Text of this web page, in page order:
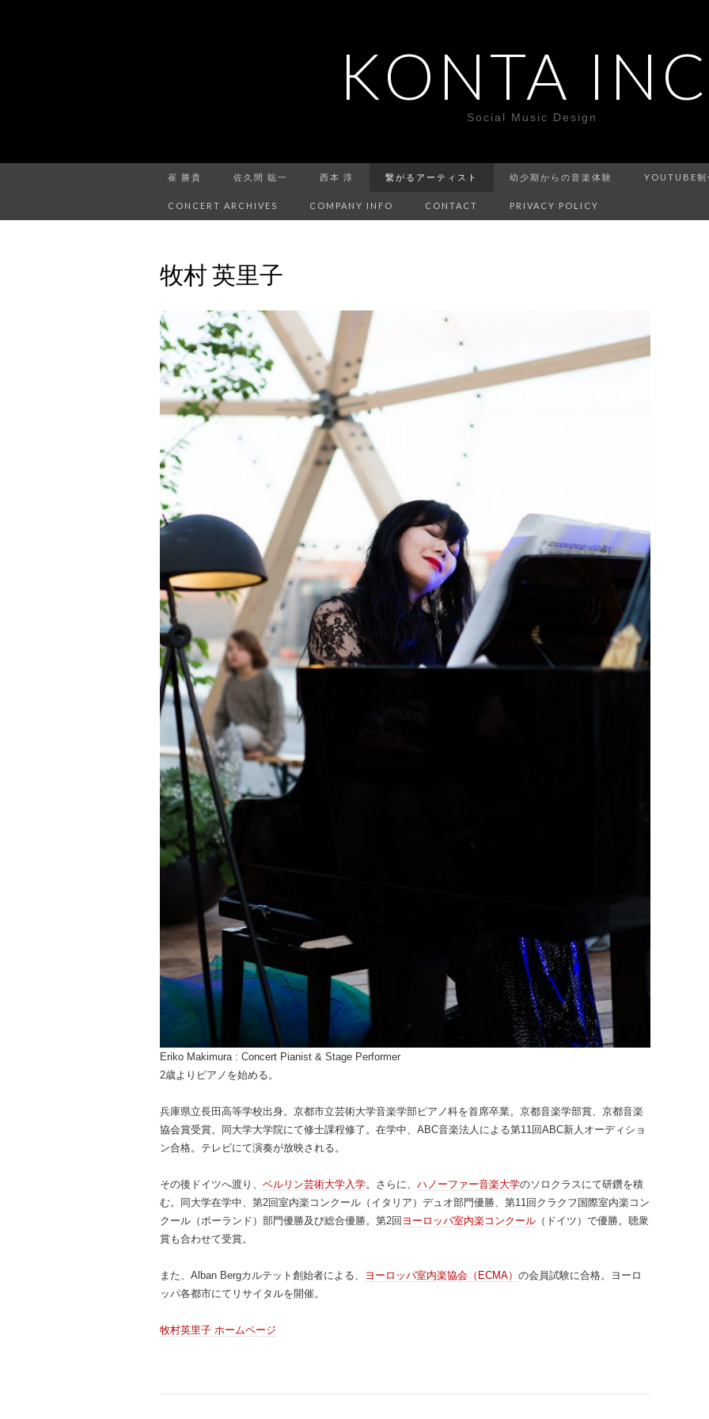
KONTA
Social Music Design
崔 勝貴 佐久間 聡一 西本 淳 繋がるアーティスト 幼少期からの音楽体験 YOUTUBE制
CONCERT ARCHIVES COMPANY INFO CONTACT PRIVACY POLICY
牧村 英里子
Eriko Makimura : Concert Pianist & Stage Performer
2歳よりピアノを始める。
兵庫県立長田高等学校出身。京都市立芸術大学音楽学部ピアノ科を首席卒業。京都音楽学部賞、京都音楽
協会賞受賞。同大学大学院にて修士課程修了。在学中、ABC音楽法人による第11回ABC新人オーディショ
ン合格。テレビにて演奏が放映される。
その後ドイツへ渡り、 ベルリン芸術大学入学。さらに、 ハノーファー音楽大学のソロクラスにて研鑽を積
む。同大学在学中、第2回室内楽コンクール（イタリア）デュオ部門優勝、第11回クラクフ国際室内楽コン
クール（ポーランド）部門優勝及び総合優勝。第2回 ヨーロッパ室内楽コンクール （ドイツ）で優勝。聴衆
賞も合わせて受賞。
また、Alban Bergカルテット創始者による、 ヨーロッパ室内楽協会（ECMA） の会員試験に合格。ヨーロ
ッパ各都市にてリサイタルを開催。
牧村英里子 ホームページ